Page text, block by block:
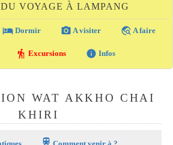
VOYAGE À LAMPANG
local_hotel Dormir photo_camera A visiter travel_explore A faire
hiking Excursions info Infos
WAT AKKHO CHAI
KHIRI
train